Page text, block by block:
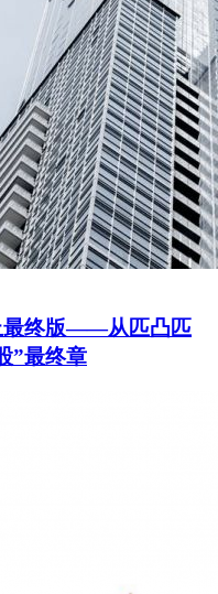
最终版——从匹凸匹
”最终章